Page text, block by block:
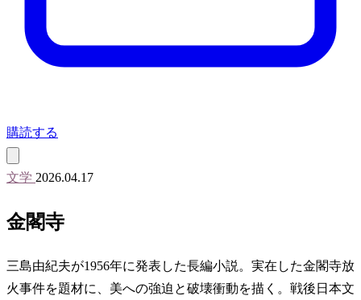
購読する
文学 2026.04.17
金閣寺
三島由紀夫が1956年に発表した長編小説。実在した金閣寺放
火事件を題材に、美への強迫と破壊衝動を描く。戦後日本文